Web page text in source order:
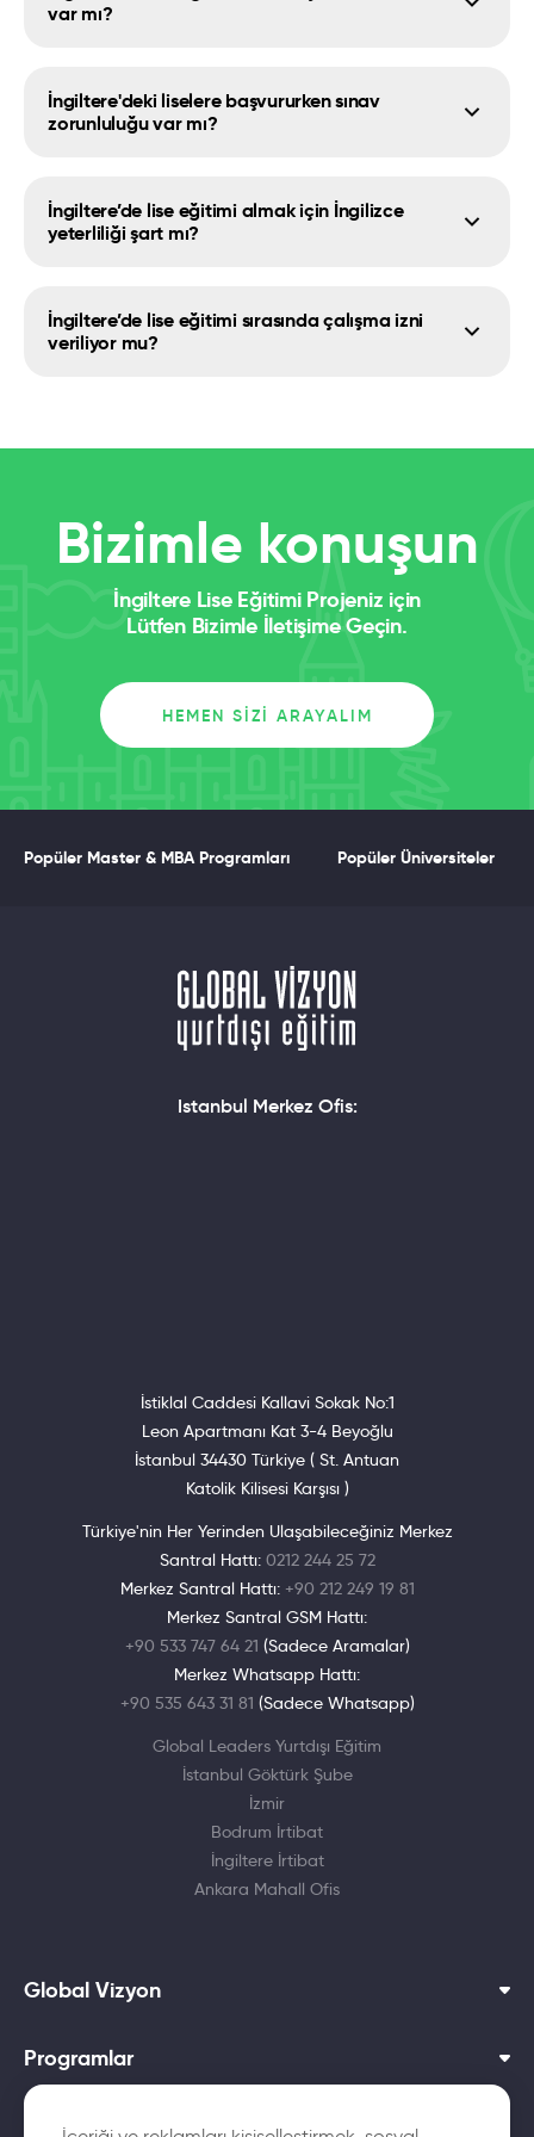
Global Vizyon Now TV’de! Ekonomi
Üniversite Tercihlerinde Belirleyici
İtalya Delle Marche’de Okul
var mı?
İngiltere'deki liselere başvururken sınav
zorunluluğu var mı?
İngiltere’de lise eğitimi almak için İngilizce
yeterliliği şart mı?
İngiltere’de lise eğitimi sırasında çalışma izni
veriliyor mu?
Bizimle konuşun
İngiltere Lise Eğitimi Projeniz için
Lütfen Bizimle İletişime Geçin.
HEMEN SIZI ARAYALIM
Popüler Master & MBA Programları Popüler Üniversiteler
Istanbul Merkez Ofis:
İstiklal Caddesi Kallavi Sokak No:1
Leon Apartmanı Kat 3-4 Beyoğlu
İstanbul 34430 Türkiye ( St. Antuan
Katolik Kilisesi Karşısı )
Türkiye'nin Her Yerinden Ulaşabileceğiniz Merkez
Santral Hattı: 0212 244 25 72
Merkez Santral Hattı: +90 212 249 19 81
Merkez Santral GSM Hattı:
+90 533 747 64 21 (Sadece Aramalar)
Merkez Whatsapp Hattı:
+90 535 643 31 81 (Sadece Whatsapp)
Global Leaders Yurtdışı Eğitim
İstanbul Göktürk Şube
İzmir
Bodrum İrtibat
İngiltere İrtibat
Ankara Mahall Ofis
Global Vizyon
Programlar
Dil Okulları